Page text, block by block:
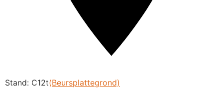
Stand: C12t(Beursplattegrond)